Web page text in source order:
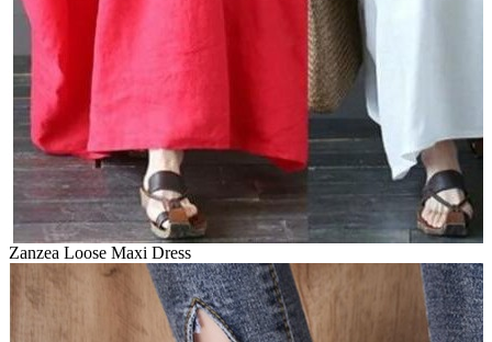
Zanzea Loose Maxi Dress